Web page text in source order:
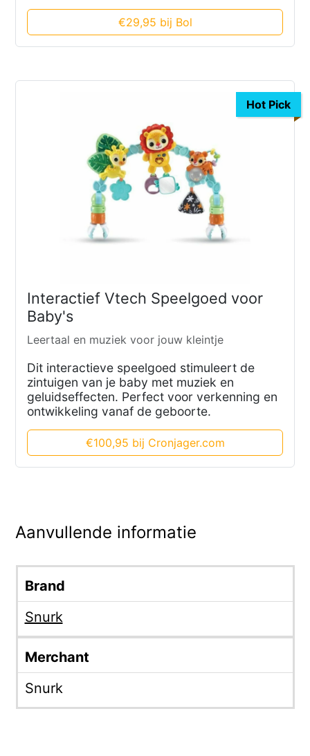
€29,95 bij Bol
Hot Pick
Interactief Vtech Speelgoed voor
Baby's
Leertaal en muziek voor jouw kleintje
Dit interactieve speelgoed stimuleert de
zintuigen van je baby met muziek en
geluidseffecten. Perfect voor verkenning en
ontwikkeling vanaf de geboorte.
€100,95 bij Cronjager.com
Aanvullende informatie
Brand
Snurk
Merchant
Snurk